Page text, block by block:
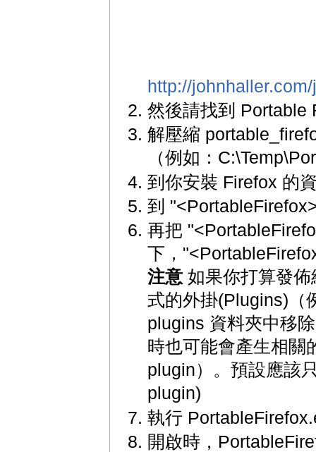
http://
然後請找到 Portable
解壓縮
（例如：
到你安裝 Firefox 的
到
再把
下，
注意 如果你打算發
式的外掛(Plugins)（
plugins 資料夾中移
時也可能會產生相關
plugin）。預設應該
plugin)
執行
開啟時，